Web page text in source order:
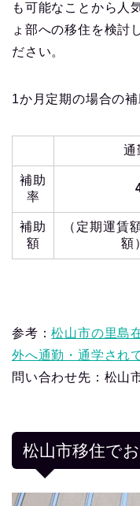
も可能なことから人
ょ部への移住を検討
ださい。
1か月定期の場合の
通
補助
率
補助
額
（定期運賃
額
参考：松山市の里島
外へ通勤・通学され
問い合わせ先：松山
松山市移住で